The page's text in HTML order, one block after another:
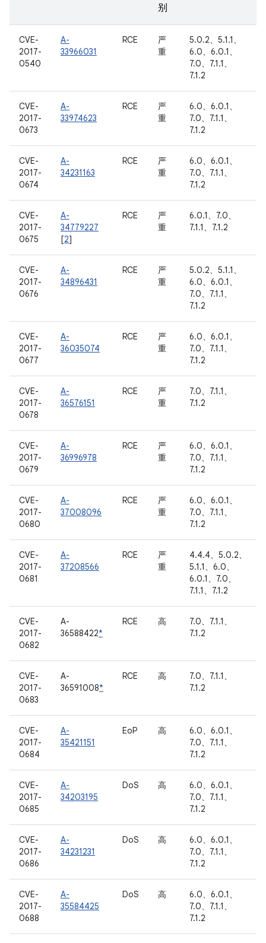
别
CVE-
2017-
0540
A-
33966031
RCE
严
重
5.0.2、5.1.1、
6.0、6.0.1、
7.0、7.1.1、
7.1.2
CVE-
2017-
0673
A-
33974623
RCE
严
重
6.0、6.0.1、
7.0、7.1.1、
7.1.2
CVE-
2017-
0674
A-
34231163
RCE
严
重
6.0、6.0.1、
7.0、7.1.1、
7.1.2
CVE-
2017-
0675
A-
34779227
[2]
RCE
严
重
6.0.1、7.0、
7.1.1、7.1.2
CVE-
2017-
0676
A-
34896431
RCE
严
重
5.0.2、5.1.1、
6.0、6.0.1、
7.0、7.1.1、
7.1.2
CVE-
2017-
0677
A-
36035074
RCE
严
重
6.0、6.0.1、
7.0、7.1.1、
7.1.2
CVE-
2017-
0678
A-
36576151
RCE
严
重
7.0、7.1.1、
7.1.2
CVE-
2017-
0679
A-
36996978
RCE
严
重
6.0、6.0.1、
7.0、7.1.1、
7.1.2
CVE-
2017-
0680
A-
37008096
RCE
严
重
6.0、6.0.1、
7.0、7.1.1、
7.1.2
CVE-
2017-
0681
A-
37208566
RCE
严
重
4.4.4、5.0.2、
5.1.1、6.0、
6.0.1、7.0、
7.1.1、7.1.2
CVE-
2017-
0682
A-
36588422*
RCE 高
7.0、7.1.1、
7.1.2
CVE-
2017-
0683
A-
36591008*
RCE 高
7.0、7.1.1、
7.1.2
CVE-
2017-
0684
A-
35421151
EoP 高
6.0、6.0.1、
7.0、7.1.1、
7.1.2
CVE-
2017-
0685
A-
34203195
DoS 高
6.0、6.0.1、
7.0、7.1.1、
7.1.2
CVE-
2017-
0686
A-
34231231
DoS 高
6.0、6.0.1、
7.0、7.1.1、
7.1.2
CVE-
2017-
0688
A-
35584425
DoS 高
6.0、6.0.1、
7.0、7.1.1、
7.1.2